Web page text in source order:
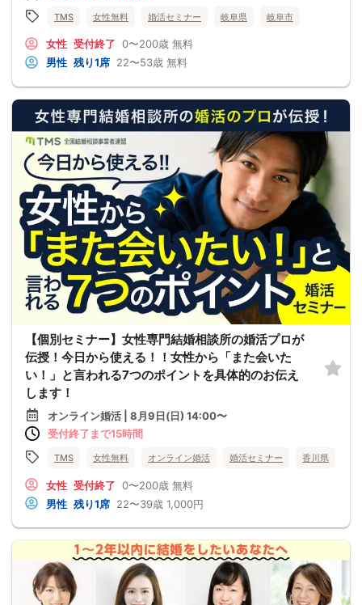
TMS 女性無料 婚活セミナー 岐阜県 岐阜市
女性 受付終了 0〜200歳 無料
男性 残り1席 22〜53歳 無料
【個別セミナー】女性専門結婚相談所の婚活プロが
伝授！今日から使える！！女性から「また会いた
い！」と言われる7つのポイントを具体的のお伝え
します！
オンライン婚活 | 8月9日(日) 14:00〜
受付終了まで15時間
TMS 女性無料 オンライン婚活 婚活セミナー 香川県
女性 受付終了 0〜200歳 無料
男性 残り1席 22〜39歳 1,000円